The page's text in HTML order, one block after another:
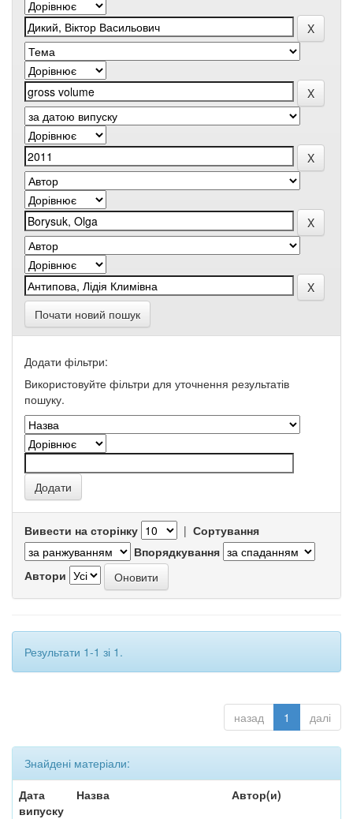
Почати новий пошук
Додати фільтри:
Використовуйте фільтри для уточнення результатів
пошуку.
Вивести на сторінку | Сортування
Впорядкування
Автори
Результати 1-1 зі 1.
назад 1 далі
Знайдені матеріали:
Дата
випуску
Назва Автор(и)